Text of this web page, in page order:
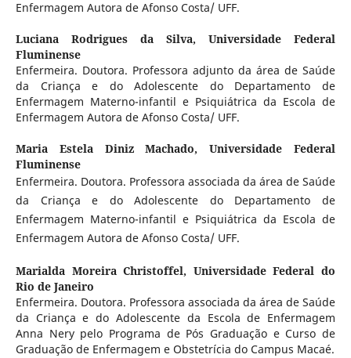
Enfermagem Autora de Afonso Costa/ UFF.
Luciana Rodrigues da Silva,Universidade Federal
Fluminense
Enfermeira. Doutora. Professora adjunto da área de Saúde
da Criança e do Adolescente do Departamento de
Enfermagem Materno-infantil e Psiquiátrica da Escola de
Enfermagem Autora de Afonso Costa/ UFF.
Maria Estela Diniz Machado,Universidade Federal
Fluminense
Enfermeira. Doutora. Professora associada da área de Saúde
da Criança e do Adolescente do Departamento de
Enfermagem Materno-infantil e Psiquiátrica da Escola de
Enfermagem Autora de Afonso Costa/ UFF.
Marialda Moreira Christoffel, Universidade Federal do
Rio de Janeiro
Enfermeira. Doutora. Professora associada da área de Saúde
da Criança e do Adolescente da Escola de Enfermagem
Anna Nery pelo Programa de Pós Graduação e Curso de
Graduação de Enfermagem e Obstetrícia do Campus Macaé.